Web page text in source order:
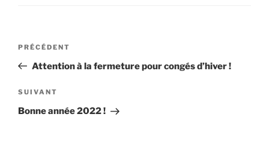
Navigation
l’article
Article
précédent
PRÉCÉDENT
Attention à la fermeture pour congés d’hiver !
Article
suivant
SUIVANT
Bonne année 2022 !